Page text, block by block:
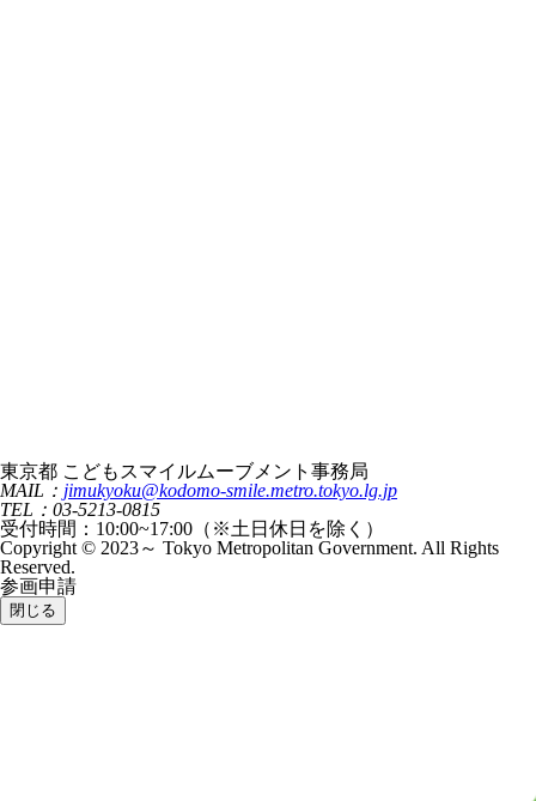
東京都 こどもスマイルムーブメント事務局
MAIL： jimukyoku@kodomo-smile.metro.tokyo.lg.jp
TEL：03-5213-0815
受付時間：10:00~17:00（※土日休日を除く）
Copyright © 2023～ Tokyo Metropolitan Government. All Rights
Reserved.
参画申請
閉じる